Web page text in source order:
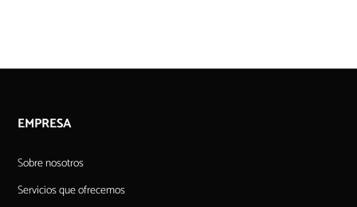
EMPRESA
Sobre nosotros
Servicios que ofrecemos